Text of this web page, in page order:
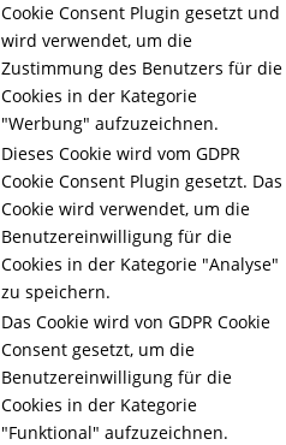
Cookie Consent Plugin gesetzt und
wird verwendet, um die
Zustimmung des Benutzers für die
Cookies in der Kategorie
"Werbung" aufzuzeichnen.
Dieses Cookie wird vom GDPR
Cookie Consent Plugin gesetzt. Das
Cookie wird verwendet, um die
Benutzereinwilligung für die
Cookies in der Kategorie "Analyse"
zu speichern.
Das Cookie wird von GDPR Cookie
Consent gesetzt, um die
Benutzereinwilligung für die
Cookies in der Kategorie
"Funktional" aufzuzeichnen.